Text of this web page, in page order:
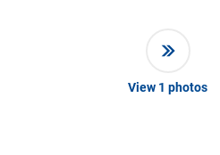
View 1 photos